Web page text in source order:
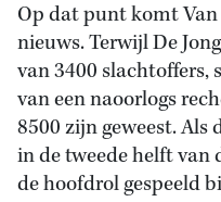
Op dat punt komt
nieuws. Terwijl De
van 3400 slachtoffers,
van een naoorlogs
8500 zijn geweest.
in de tweede helft van
de hoofdrol gespeeld